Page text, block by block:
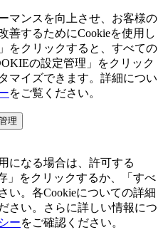
マンスを向上させ、お客様の
善するためにCookieを使用し
をクリックすると、すべての
の設定管理」をクリック
マイズできます。詳細につい
をご覧ください。
理
になる場合は、許可する
」をクリックするか、「すべ
い。各Cookieについての詳細
さい。さらに詳しい情報につ
ーをご確認ください。